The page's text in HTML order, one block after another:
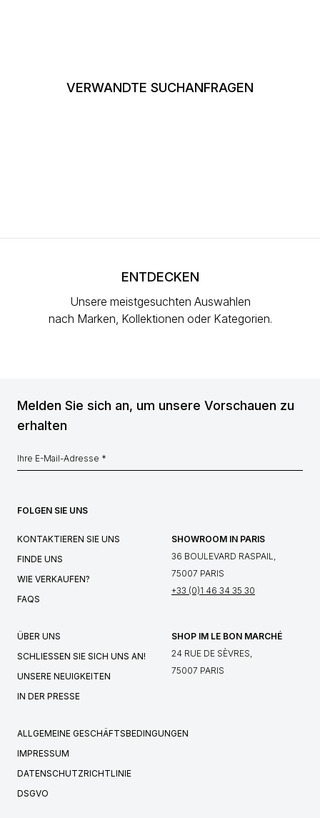
VERWANDTE SUCHANFRAGEN
ENTDECKEN
Unsere meistgesuchten Auswahlen
nach Marken, Kollektionen oder Kategorien.
Melden Sie sich an, um unsere Vorschauen zu
erhalten
FOLGEN SIE UNS
KONTAKTIEREN SIE UNS
FINDE UNS
WIE VERKAUFEN?
FAQS
SHOWROOM IN PARIS
36 BOULEVARD RASPAIL,
75007 PARIS
+33 (0)1 46 34 35 30
ÜBER UNS
SCHLIESSEN SIE SICH UNS AN!
UNSERE NEUIGKEITEN
IN DER PRESSE
SHOP IM LE BON MARCHÉ
24 RUE DE SÈVRES,
75007 PARIS
ALLGEMEINE GESCHÄFTSBEDINGUNGEN
IMPRESSUM
DATENSCHUTZRICHTLINIE
DSGVO